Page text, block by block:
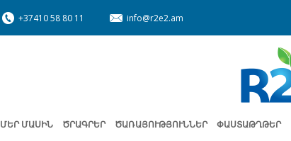
+37410 58 80 11 info@r2e2.am
ՄԵՐ ՄԱՍԻՆ ԾՐԱԳՐԵՐ ԾԱՌԱՅՈՒԹՅՈՒՆՆԵՐ ՓԱՍՏԱԹՂԹԵՐ